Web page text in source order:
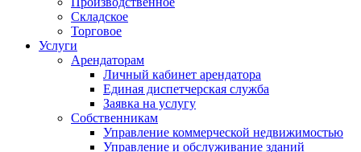
Складское
Торговое
Услуги
Арендаторам
Личный кабинет арендатора
Единая диспетчерская служба
Заявка на услугу
Собственникам
Управление коммерческой недвижимостью
Управление и обслуживание зданий